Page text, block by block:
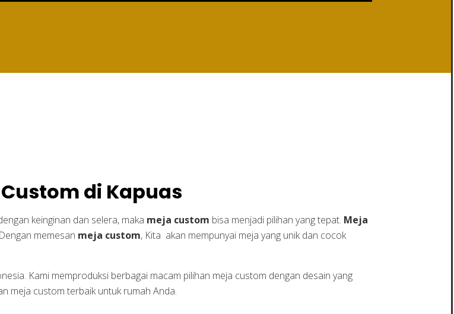
di Kapuas
keinginan dan selera, maka meja custom bisa menjadi pilihan yang tepat. Meja
memesan meja custom, Kita akan mempunyai meja yang unik dan cocok
Kami memproduksi berbagai macam pilihan meja custom dengan desain yang
meja custom terbaik untuk rumah Anda.